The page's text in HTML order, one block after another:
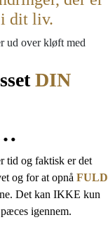
dit liv.
DIN
tid og faktisk er det
og for at opnå FULD
Det kan IKKE kun
igennem.